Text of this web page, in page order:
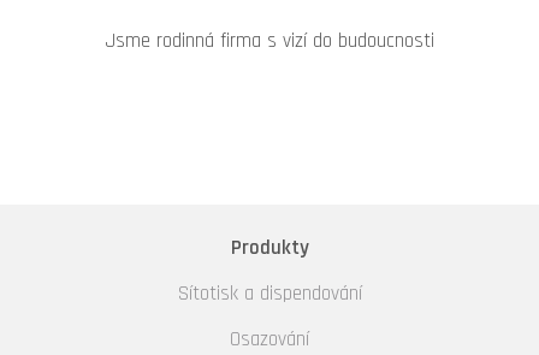
Jsme rodinná firma s vizí do budoucnosti
Produkty
Sítotisk a dispendování
Osazování